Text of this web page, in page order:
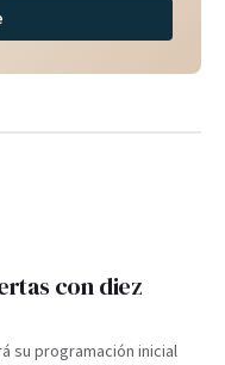
con diez
su programación inicial